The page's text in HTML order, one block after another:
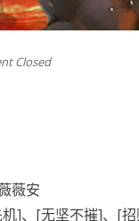
Closed
薇安
]、[无坚不摧]、[